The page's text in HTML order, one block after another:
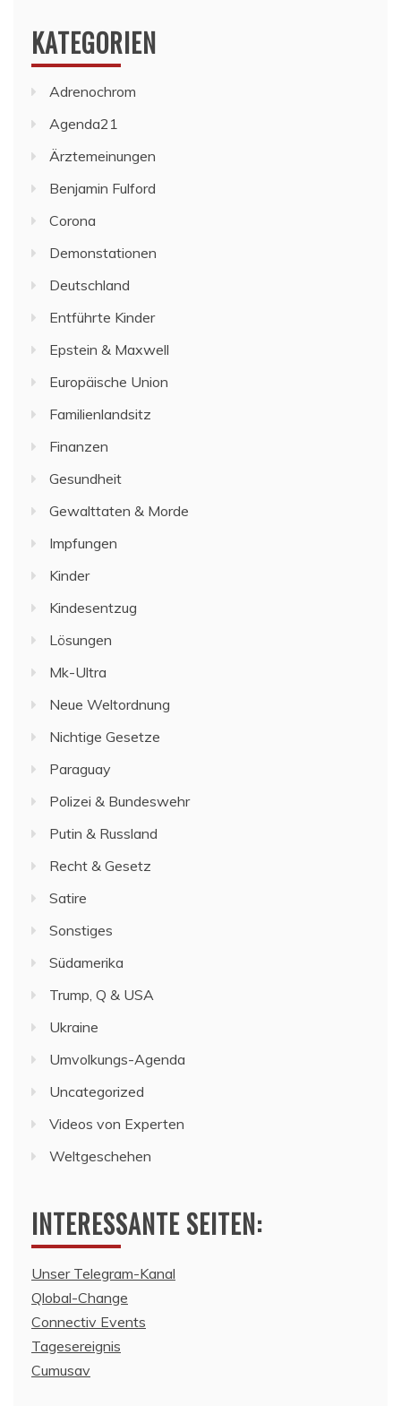
KATEGORIEN
Adrenochrom
Agenda21
Ärztemeinungen
Benjamin Fulford
Corona
Demonstationen
Deutschland
Entführte Kinder
Epstein & Maxwell
Europäische Union
Familienlandsitz
Finanzen
Gesundheit
Gewalttaten & Morde
Impfungen
Kinder
Kindesentzug
Lösungen
Mk-Ultra
Neue Weltordnung
Nichtige Gesetze
Paraguay
Polizei & Bundeswehr
Putin & Russland
Recht & Gesetz
Satire
Sonstiges
Südamerika
Trump, Q & USA
Ukraine
Umvolkungs-Agenda
Uncategorized
Videos von Experten
Weltgeschehen
INTERESSANTE SEITEN:
Unser Telegram-Kanal
Qlobal-Change
Connectiv Events
Tagesereignis
Cumusav